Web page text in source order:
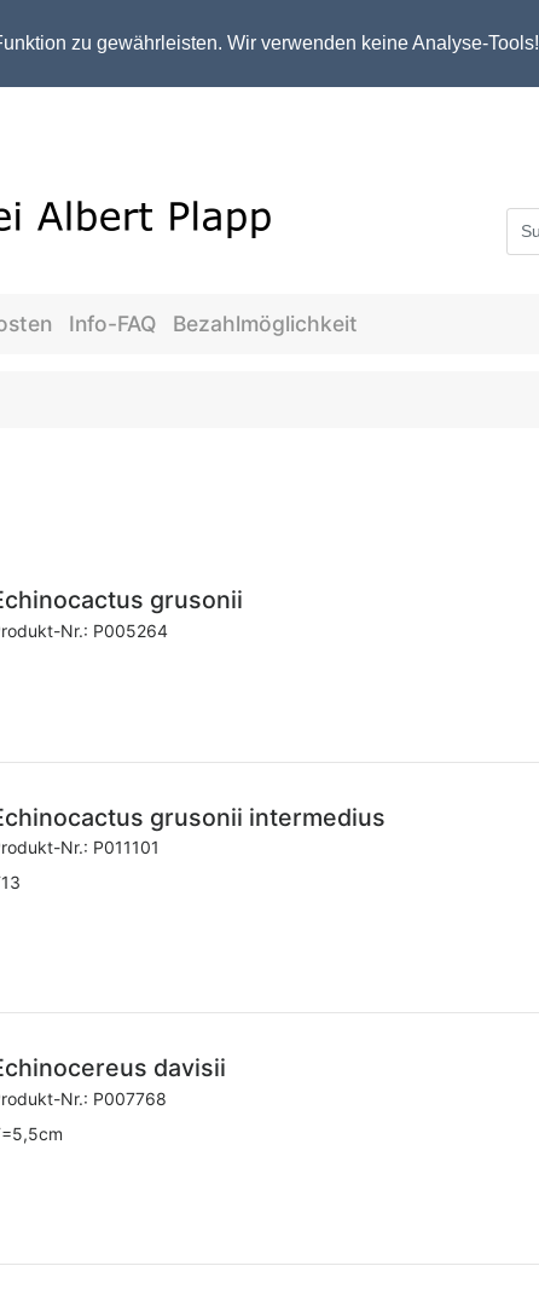
zu gewährleisten. Wir verwenden keine Analyse-Tools!
Info-FAQ Bezahlmöglichkeit
grusonii
Nr.: P005264
grusonii intermedius
Nr.: P011101
davisii
Nr.: P007768